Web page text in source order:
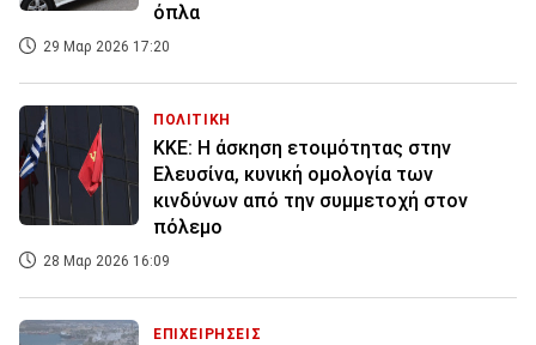
όπλα
29 Μαρ 2026 17:20
ΠΟΛΙΤΙΚΗ
ΚΚΕ: Η άσκηση ετοιμότητας στην
Ελευσίνα, κυνική ομολογία των
κινδύνων από την συμμετοχή στον
πόλεμο
28 Μαρ 2026 16:09
ΕΠΙΧΕΙΡΗΣΕΙΣ